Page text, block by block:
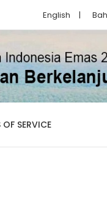
English |
OF SERVICE